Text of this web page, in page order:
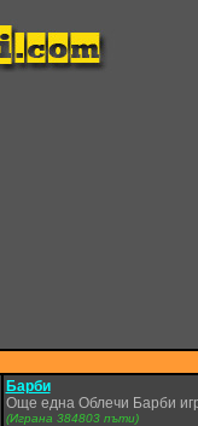
Барби
Още една Облечи Барби
(Играна 384803 пъти)